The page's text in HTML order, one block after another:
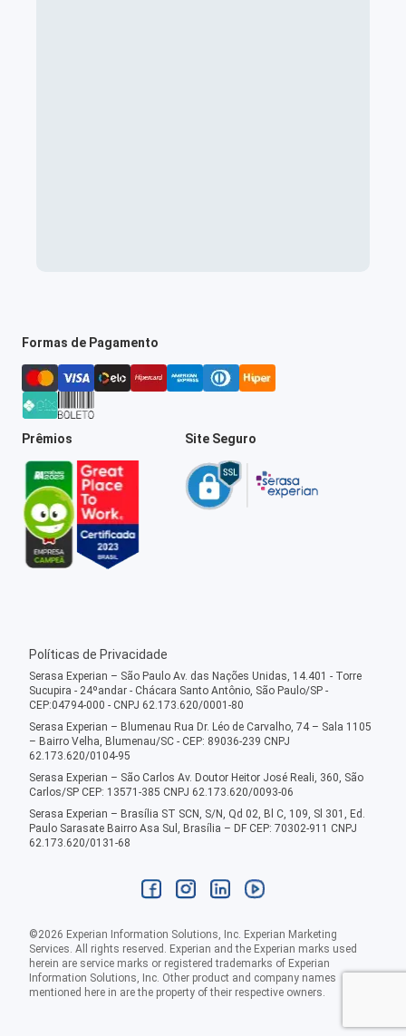
Formas de Pagamento
Prêmios Site Seguro
Políticas de Privacidade
Serasa Experian – São Paulo Av. das Nações Unidas, 14.401 - Torre
Sucupira - 24ºandar - Chácara Santo Antônio, São Paulo/SP -
CEP:04794-000 - CNPJ 62.173.620/0001-80
Serasa Experian – Blumenau Rua Dr. Léo de Carvalho, 74 – Sala 1105
– Bairro Velha, Blumenau/SC - CEP: 89036-239 CNPJ
62.173.620/0104-95
Serasa Experian – São Carlos Av. Doutor Heitor José Reali, 360, São
Carlos/SP CEP: 13571-385 CNPJ 62.173.620/0093-06
Serasa Experian – Brasília ST SCN, S/N, Qd 02, Bl C, 109, Sl 301, Ed.
Paulo Sarasate Bairro Asa Sul, Brasília – DF CEP: 70302-911 CNPJ
62.173.620/0131-68
©2026 Experian Information Solutions, Inc. Experian Marketing
Services. All rights reserved. Experian and the Experian marks used
herein are service marks or registered trademarks of Experian
Information Solutions, Inc. Other product and company names
mentioned here in are the property of their respective owners.